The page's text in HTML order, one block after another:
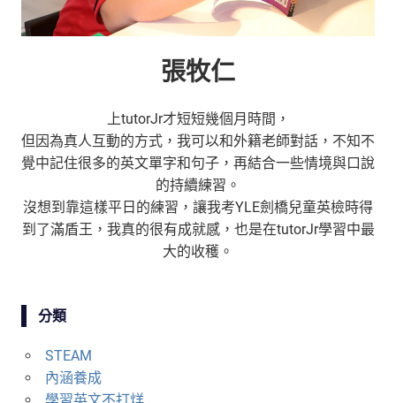
張牧仁
上tutorJr才短短幾個月時間，
但因為真人互動的方式，我可以和外籍老師對話，不知不
覺中記住很多的英文單字和句子，再結合一些情境與口說
的持續練習。
沒想到靠這樣平日的練習，讓我考YLE劍橋兒童英檢時得
到了滿盾王，我真的很有成就感，也是在tutorJr學習中最
大的收穫。
分類
STEAM
內涵養成